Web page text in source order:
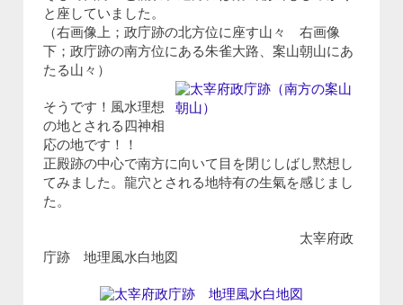
と座していました。
（右画像上；政庁跡の北方位に座す山々 右画像
下；政庁跡の南方位にある朱雀大路、案山朝山にあ
たる山々）
そうです！風水理想
の地とされる四神相
応の地です！！
正殿跡の中心で南方に向いて目を閉じしばし黙想し
てみました。龍穴とされる地特有の生氣を感じまし
た。
太宰府政
庁跡 地理風水白地図